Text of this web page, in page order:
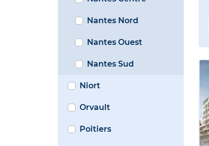
Nantes Nord
Nantes Ouest
Nantes Sud
Niort
Orvault
Poitiers